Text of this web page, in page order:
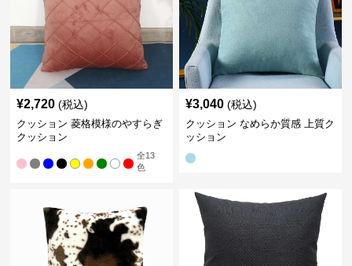
¥2,720 (税込)
クッション 菱格模様のやすらぎ
クッション
全13
色
¥3,040 (税込)
クッション なめらか質感 上質ク
ッション